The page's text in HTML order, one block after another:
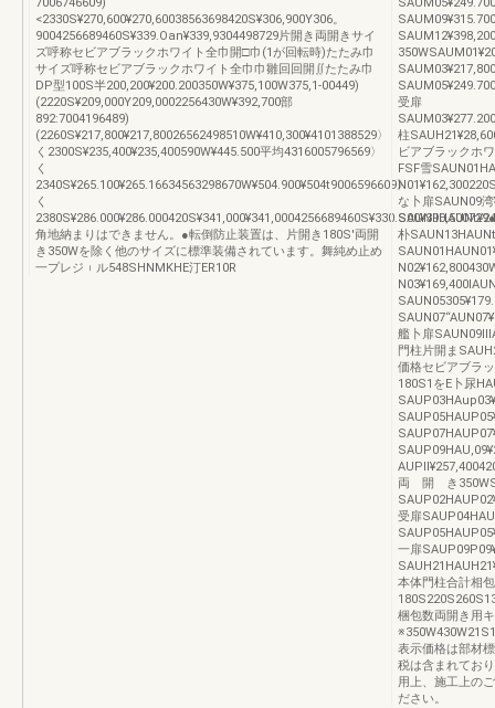
7006746609)
<2330S¥270,600¥270,60038563698420S¥306,900Y306。
9004256689460S¥339.Oan¥339,9304498729片開き両開きサイ
ズ呼称セビアブラックホワイト全巾開□巾(1が回転時)たたみ巾
サイズ呼称セビアブラックホワイト全巾巾雛回回開∬たたみ巾
DP型100S半200,200¥200.200350W¥375,100W375,1‐00449)
(2220S¥209,000Y209,0002256430W¥392,700部
892:7004196489)
(2260S¥217,800¥217,80026562498510W¥410,300¥4101388529〉
く2300S¥235,400¥235,400590W¥445.500平均4316005796569〉
く
2340S¥265.100¥265.16634563298670W¥504.900¥504t9006596609》
く
2380S¥286.000¥286.000420S¥341,000¥341,0004256689460S¥330.S00¥390,500729●
角地納まりはできません。●転倒防止装置は、片開き180S'両開
き350Wを除く他のサイズに標準装備されています。舞純め止め
一プレジ︲ル548SHNMKHE汀ER10R
受扉
柱
ビアブラックホ
FSF雪
な卜扉SAUN09
朴
艦卜扉
門柱片開ま
価格セビアブラ
180S1をE卜尿
両 開 き
受扉
一扉
本体門柱合計相
梱包数両開き用
表示価格は部材
税は含まれてお
用上、施工上の
ださい。